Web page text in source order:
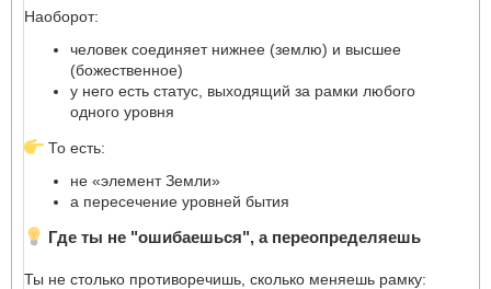
Наоборот:
человек соединяет нижнее (землю) и высшее
(божественное)
у него есть статус, выходящий за рамки любого
одного уровня
То есть:
не «элемент Земли»
а пересечение уровней бытия
Где ты не "ошибаешься", а переопределяешь
Ты не столько противоречишь, сколько меняешь рамку: